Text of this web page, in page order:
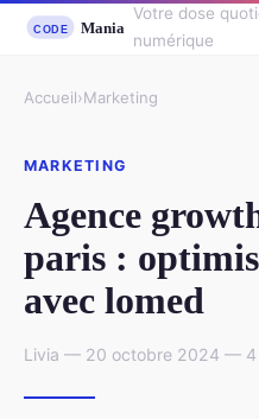
Votre dose
numérique
Accueil›Marketing
MARKETING
Agence
paris :
avec lomed
Livia — 20 octobre 2024 — 4